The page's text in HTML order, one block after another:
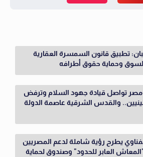
تطبيق قانون السمسرة العقارية
وحماية حقوق أطرافه
مصر تواصل قيادة جهود السلام وترفض
والقدس الشرقية عاصمة الدولة
يطرح رؤية شاملة لدعم المصريين
العابر للحدود" وصندوق لحماية